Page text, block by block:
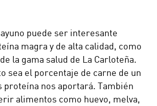
puede ser interesante
magra y de alta calidad, como
la gama salud de La Carloteña.
sea el porcentaje de carne de un
proteína nos aportará. También
alimentos como huevo, melva,